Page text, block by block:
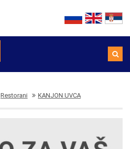
Restorani KANJON UVCA